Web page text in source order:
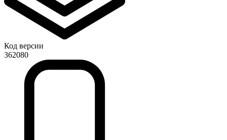
Код версии
362080